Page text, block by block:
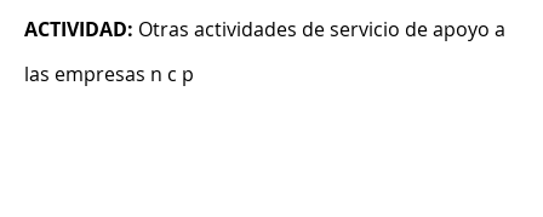
ACTIVIDAD: Otras actividades de servicio de apoyo a
las empresas n c p